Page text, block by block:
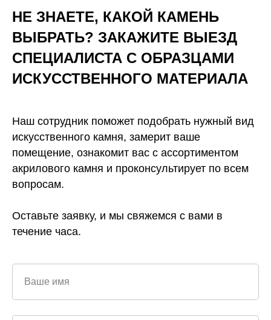
НЕ ЗНАЕТЕ, КАКОЙ КАМЕНЬ
ВЫБРАТЬ? ЗАКАЖИТЕ ВЫЕЗД
СПЕЦИАЛИСТА С ОБРАЗЦАМИ
ИСКУССТВЕННОГО МАТЕРИАЛА
Наш сотрудник поможет подобрать нужный вид
искусственного камня, замерит ваше
помещение, ознакомит вас с ассортиментом
акрилового камня и проконсультирует по всем
вопросам.
Оставьте заявку, и мы свяжемся с вами в
течение часа.
Ваше имя